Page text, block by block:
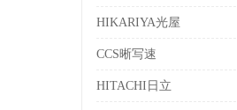
HIKARIYA光屋
CCS晰写速
HITACHI日立